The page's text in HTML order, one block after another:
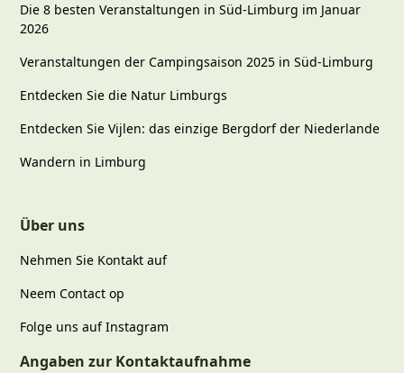
Die 8 besten Veranstaltungen in Süd-Limburg im Januar
2026
Veranstaltungen der Campingsaison 2025 in Süd-Limburg
Entdecken Sie die Natur Limburgs
Entdecken Sie Vijlen: das einzige Bergdorf der Niederlande
Wandern in Limburg
Über uns
Nehmen Sie Kontakt auf
Neem Contact op
Folge uns auf Instagram
Angaben zur Kontaktaufnahme